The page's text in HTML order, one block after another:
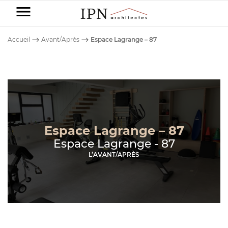
IPN
-
NOS
DOMAINES
DE
COMPÉTENCE
CONSTRUCTION
DE MAISON
Entreprises
NOS
DOMAINES
DE
COMPÉTENCE
COMMERCE
Nos
réalisations
Avant/Après
Accueil ⟶ Avant/Après ⟶ Espace Lagrange – 87
Espace Lagrange – 87
Espace Lagrange - 87
L’AVANT/APRÈS